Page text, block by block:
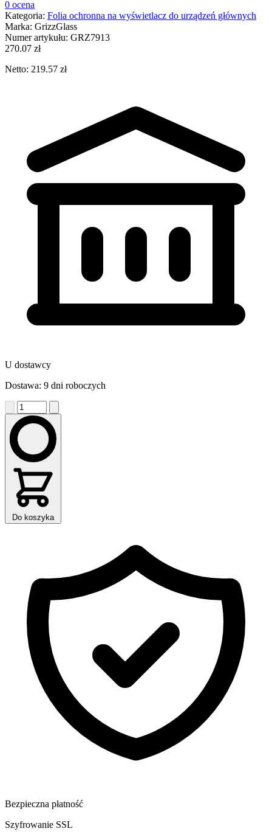
0 ocena
Kategoria: Folia ochronna na wyświetlacz do urządzeń głównych
Marka: GrizzGlass
Numer artykułu: GRZ7913
270.07 zł
Netto: 219.57 zł
U dostawcy
Dostawa: 9 dni roboczych
Do koszyka
Bezpieczna płatność
Szyfrowanie SSL